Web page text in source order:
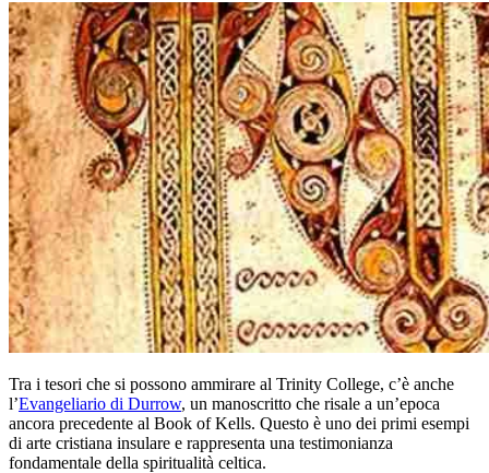
Tra i tesori che si possono ammirare al Trinity College, c’è anche
l’Evangeliario di Durrow, un manoscritto che risale a un’epoca
ancora precedente al Book of Kells. Questo è uno dei primi esempi
di arte cristiana insulare e rappresenta una testimonianza
fondamentale della spiritualità celtica.